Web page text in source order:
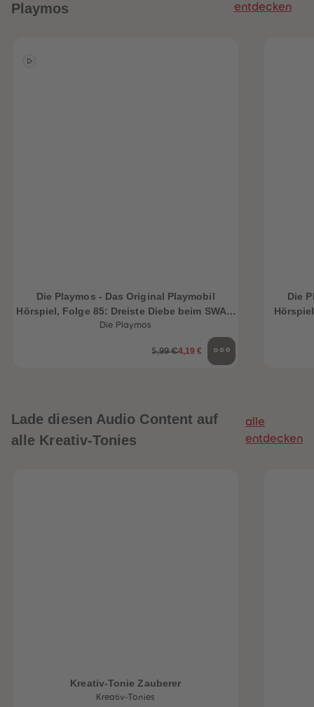
Playmos entdecken
Die Playmos - Das Original Playmobil
Hörspiel, Folge 85: Dreiste Diebe beim SWAT-
Team
Die Playmos
5,99 €4,19 €
Die
Lade diesen Audio Content auf
alle Kreativ-Tonies
alle
entdecken
Kreativ-Tonie Zauberer
Kreativ-Tonies